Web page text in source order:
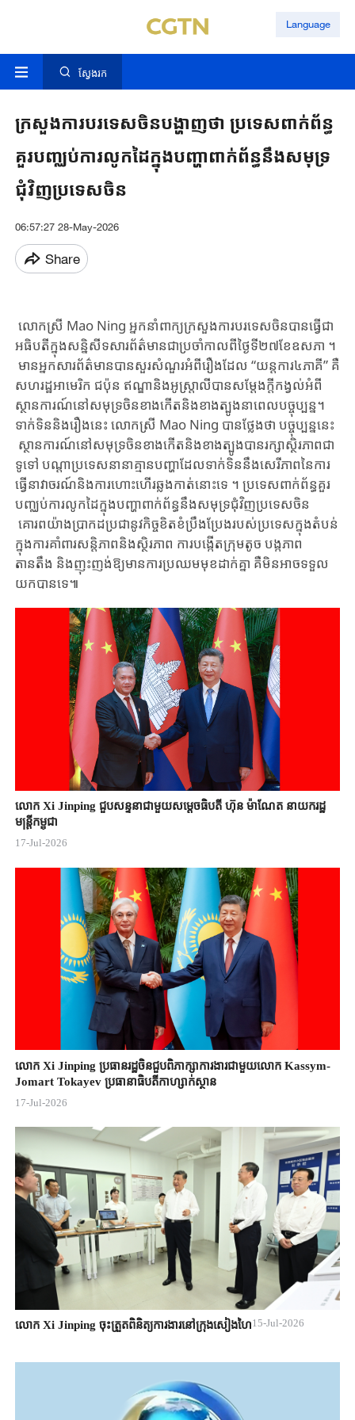
Language
ស្វែងរក
ក្រសួង​ការបរទេស​ចិន​បង្ហាញថា​ ប្រទេស​ពាក់​ព័ន្ធ​
គួរបញ្ឈប់​ការ​លូក​ដៃ​ក្នុង​បញ្ហា​ពាក់​ព័ន្ធ​នឹងសមុទ្រ​
ជុំ​វិញ​​ប្រទេស​ចិន​
06:57:27 28-May-2026
Share
​ លោក​ស្រី​ Mao Ning អ្នក​នាំពាក្យ​ក្រសួង​ការបរទេសចិន​បាន​ធ្វើ​ជា​
អធិបតីក្នុង​សន្និសីទ​សារព័ត៌មាន​ជា​ប្រចាំកាលពី​​ថ្ងៃ​ទី​២៧​ខែ​ឧសភា ។
មាន​អ្នក​សារព័ត៌មា​នបាន​សួរសំណួរ​អំពី​រឿង​ដែល​ “យន្តការ​៤ភាគី” គឺ​
សហរដ្ឋអាមេរិក​ ជប៉ុន​ ឥណ្ឌានិង​អូស្ត្រាលី​បាន​សម្តែង​ក្តី​កង្វល់​អំពី​
ស្ថានការណ៍​នៅ​សមុទ្រចិនខាងកើត​និង​ខាងត្បូង​នាពេល​បច្ចុប្បន្ន​។
​ទាក់​ទិន​និង​រឿង​នេះ​ លោក​​ស្រី​ Mao Ning បាន​ថ្លែងថា​ បច្ចុប្បន្ន​នេះ​
ស្ថានការណ៍​នៅ​សមុទ្រចិនខាងកើត​និង​ខាងត្បូង​បាន​រក្សា​ស្ថិរភាព​ជា​
ទូទៅ​ បណ្តាប្រទេស​នានាគ្មាន​បញ្ហា​ដែល​ទាក់​ទិន​នឹង​សេរីភាព​នៃការ
ធ្វើ​នាវា​ចរណ៍​និងការ​ហោះហើរ​ឆ្លង​កាត់​នោះ​ទេ​ ។ ប្រទេស​ពាក់​ព័ន្ធ​​គួរ
បញ្ឈប់​ការ​លូក​ដៃក្នុងបញ្ហា​ពាក់​ព័ន្ធនឹង​សមុទ្រ​ជុំ​វិញ​​ប្រទេស​ចិន​
គោរព​យ៉ាង​ប្រាកដប្រជា​នូវ​កិច្ច​ខិតខំប្រឹងប្រែងរបស់ប្រទេស​ក្នុង​តំបន់
ក្នុង​ការ​គាំពារ​សន្តិភាព​និង​ស្ថិរភាព​​ ការបង្កើត​ក្រុម​តូច បង្កភាព
តានតឹង ​និងញុះញង់ឱ្យមានការប្រឈមមុខដាក់គ្នា គឺមិនអាចទទួល​
យក​បាន​ទេ​៕
លោក Xi Jinping ជួបសន្ទនាជាមួយសម្តេចធិបតី ហ៊ុន ម៉ាណែត នាយករដ្ឋ
មន្ត្រីកម្ពុជា
17-Jul-2026
លោក Xi Jinping ប្រធានរដ្ឋចិន​ជួបពិភាក្សា​ការងារជាមួយ​លោក Kassym-
Jomart ​Tokayev ​ប្រធានាធិបតី​កាហ្សាក់ស្ថាន​
17-Jul-2026
លោក Xi Jinping ចុះត្រួតពិនិត្យការងារនៅក្រុងសៀងហៃ15-Jul-2026